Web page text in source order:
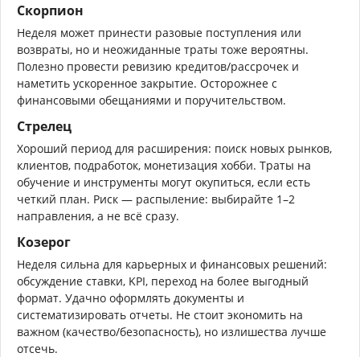
Скорпион
Неделя может принести разовые поступления или
возвраты, но и неожиданные траты тоже вероятны.
Полезно провести ревизию кредитов/рассрочек и
наметить ускоренное закрытие. Осторожнее с
финансовыми обещаниями и поручительством.
Стрелец
Хороший период для расширения: поиск новых рынков,
клиентов, подработок, монетизация хобби. Траты на
обучение и инструменты могут окупиться, если есть
четкий план. Риск — распыление: выбирайте 1–2
направления, а не всё сразу.
Козерог
Неделя сильна для карьерных и финансовых решений:
обсуждение ставки, KPI, переход на более выгодный
формат. Удачно оформлять документы и
систематизировать отчеты. Не стоит экономить на
важном (качество/безопасность), но излишества лучше
отсечь.